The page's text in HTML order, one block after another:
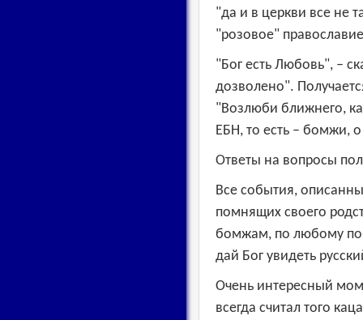
"да и в церкви все не
"розовое"
"Бог есть Любовь", –
дозволено".
"Возлюби ближнего,
ЕБН, то есть – бомжи,
Ответы на вопросы
Все события,
помнящих своего
бомжам, по любому
дай Бог увидеть
Очень интересный
всегда считал того